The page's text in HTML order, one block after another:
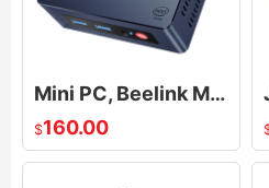
Mini PC, Beelink Mini S Intel 11th Gen N5095, 8GB DDR4 128GB 256GB SSD, Windows 11 Mini Computer
$160.00